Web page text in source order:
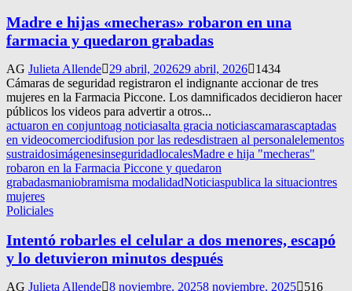
Madre e hijas «mecheras» robaron en una
farmacia y quedaron grabadas
AG Julieta Allende 29 abril, 202629 abril, 2026
1434
Cámaras de seguridad registraron el indignante accionar de tres
mujeres en la Farmacia Piccone. Los damnificados decidieron hacer
públicos los videos para advertir a otros...
actuaron en conjuntoag noticiasalta gracia noticiascamarascaptadas
en videocomerciodifusion por las redesdistraen al personalelementos
sustraidosimágenesinseguridadlocalesMadre e hija "mecheras"
robaron en la Farmacia Piccone y quedaron
grabadasmaniobramisma modalidadNoticiaspublica la situaciontres
mujeres
Policiales
Intentó robarles el celular a dos menores, escapó
y lo detuvieron minutos después
AG Julieta Allende 8 noviembre, 20258 noviembre, 2025
516